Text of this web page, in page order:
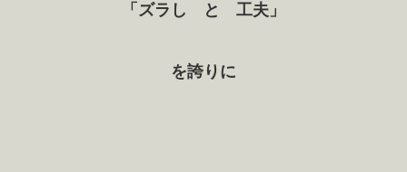
「ズラし と 工夫」
を誇りに